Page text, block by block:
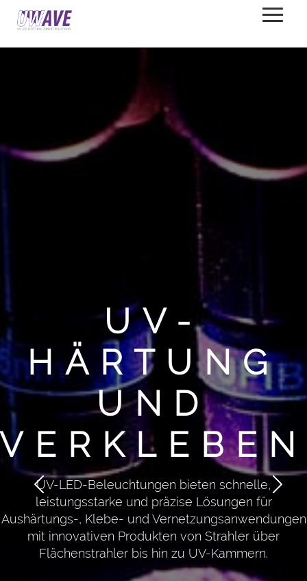
UV-
HÄRTUNG
UND
VERKLEBEN
UV-LED-Beleuchtungen bieten schnelle,
leistungsstarke und präzise Lösungen für
Aushärtungs-, Klebe- und Vernetzungsanwendungen
mit innovativen Produkten von Strahler über
Flächenstrahler bis hin zu UV-Kammern.